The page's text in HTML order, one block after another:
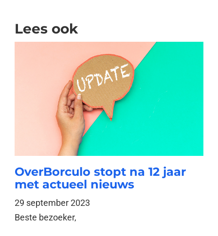
Lees ook
OverBorculo stopt na 12 jaar
met actueel nieuws
29 september 2023
Beste bezoeker,